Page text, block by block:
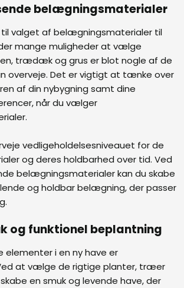
belægningsmaterialer
valget af belægningsmaterialer til
mange muligheder at vælge
trædæk og grus er blot nogle af de
overveje. Det er vigtigt at tænke over
af din nybygning samt dine
når du vælger
vedligeholdelsesniveauet for de
og deres holdbarhed over tid. Ved
belægningsmaterialer kan du skabe
og holdbar belægning, der passer
og funktionel beplantning
elementer i en ny have er
at vælge de rigtige planter, træer
en smuk og levende have, der